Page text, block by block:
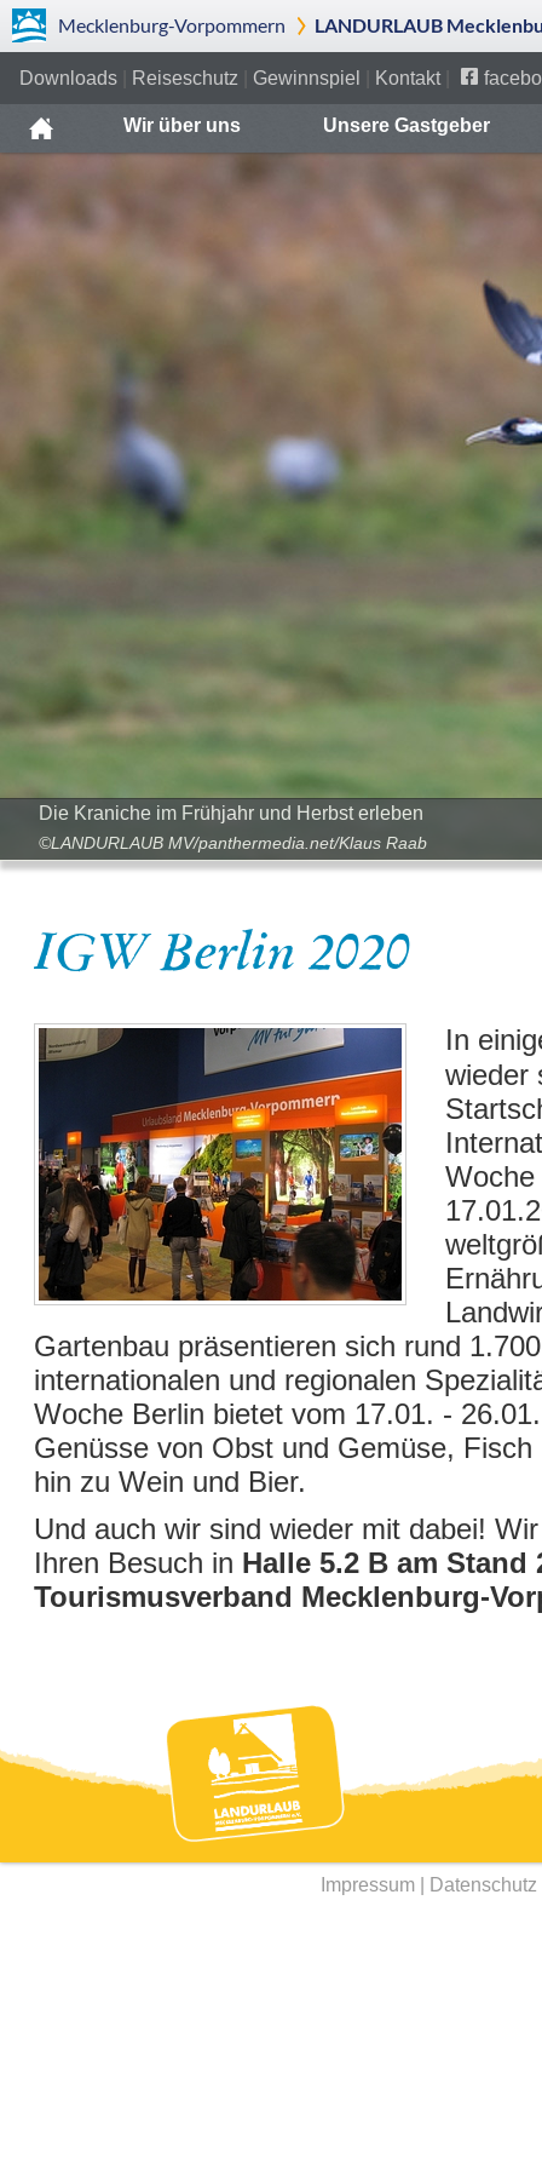
Mecklenburg-Vorpommern LANDURLAUB
Downloads Reiseschutz Gewinnspiel Kontakt|
Wir über uns Unsere Gastgeber
Die Kraniche im Frühjahr und Herbst erleben
©LANDURLAUB MV/panthermedia.net/Klaus Raab
IGW Berlin 2020
In
wieder
Gartenbau präsentieren sich rund
internationalen und regionalen
Woche Berlin bietet vom 17.01. -
Genüsse von Obst und Gemüse,
hin zu Wein und Bier.
Und auch wir sind wieder mit dabei!
Ihren Besuch in Halle 5.2 B am Stand
Tourismusverband Mecklenburg-
Impressum| Datenschutz